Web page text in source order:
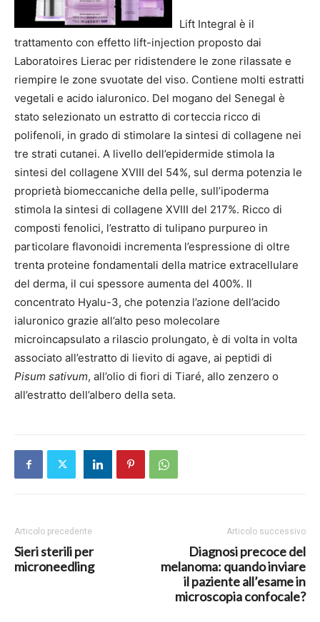
Lift Integral è il
trattamento con effetto lift-injection proposto dai
Laboratoires Lierac per ridistendere le zone rilassate e
riempire le zone svuotate del viso. Contiene molti estratti
vegetali e acido ialuronico. Del mogano del Senegal è
stato selezionato un estratto di corteccia ricco di
polifenoli, in grado di stimolare la sintesi di collagene nei
tre strati cutanei. A livello dell’epidermide stimola la
sintesi del collagene XVIII del 54%, sul derma potenzia le
proprietà biomeccaniche della pelle, sull’ipoderma
stimola la sintesi di collagene XVIII del 217%. Ricco di
composti fenolici, l’estratto di tulipano purpureo in
particolare flavonoidi incrementa l’espressione di oltre
trenta proteine fondamentali della matrice extracellulare
del derma, il cui spessore aumenta del 400%. Il
concentrato Hyalu-3, che potenzia l’azione dell’acido
ialuronico grazie all’alto peso molecolare
microincapsulato a rilascio prolungato, è di volta in volta
associato all’estratto di lievito di agave, ai peptidi di
Pisum sativum, all’olio di fiori di Tiaré, allo zenzero o
all’estratto dell’albero della seta.
Articolo precedente
Sieri sterili per
microneedling
Articolo successivo
Diagnosi precoce del
melanoma: quando inviare
il paziente all’esame in
microscopia confocale?